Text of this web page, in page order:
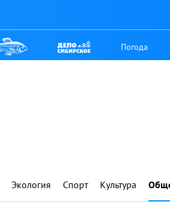
Погода
Экология Спорт Культура